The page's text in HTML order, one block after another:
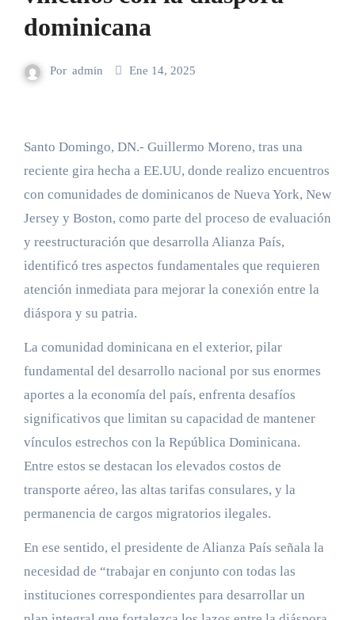
dominicana
Por admin Ene 14, 2025
Santo Domingo, DN.- Guillermo Moreno, tras una
reciente gira hecha a EE.UU, donde realizo encuentros
con comunidades de dominicanos de Nueva York, New
Jersey y Boston, como parte del proceso de evaluación
y reestructuración que desarrolla Alianza País,
identificó tres aspectos fundamentales que requieren
atención inmediata para mejorar la conexión entre la
diáspora y su patria.
La comunidad dominicana en el exterior, pilar
fundamental del desarrollo nacional por sus enormes
aportes a la economía del país, enfrenta desafíos
significativos que limitan su capacidad de mantener
vínculos estrechos con la República Dominicana.
Entre estos se destacan los elevados costos de
transporte aéreo, las altas tarifas consulares, y la
permanencia de cargos migratorios ilegales.
En ese sentido, el presidente de Alianza País señala la
necesidad de “trabajar en conjunto con todas las
instituciones correspondientes para desarrollar un